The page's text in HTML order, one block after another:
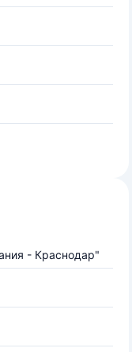
- Краснодар"